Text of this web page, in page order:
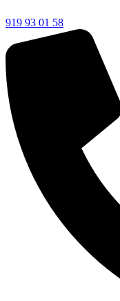
919 93 01 58